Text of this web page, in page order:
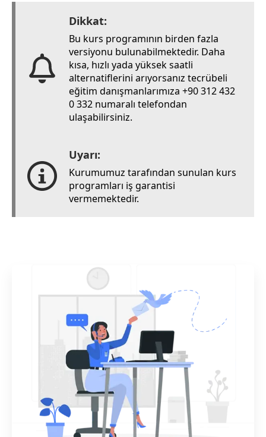
Dikkat:
Bu kurs programının birden fazla
versiyonu bulunabilmektedir. Daha
kısa, hızlı yada yüksek saatli
alternatiflerini arıyorsanız tecrübeli
eğitim danışmanlarımıza +90 312 432
0 332 numaralı telefondan
ulaşabilirsiniz.
Uyarı:
Kurumumuz tarafından sunulan kurs
programları iş garantisi
vermemektedir.